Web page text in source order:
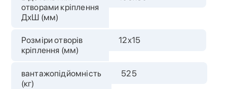
отворами кріплення
ДхШ (мм)
Розміри отворів
кріплення (мм)
12х15
вантажопідйомність
(кг)
525